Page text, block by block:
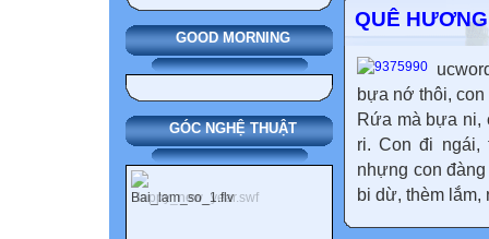
GOOD MORNING
GÓC NGHỆ THUẬT
QUÊ
bựa nớ thôi,
Rứa mà bựa ni,
ri. Con đi ngái,
nhựng con
bi dừ, thèm lắm,